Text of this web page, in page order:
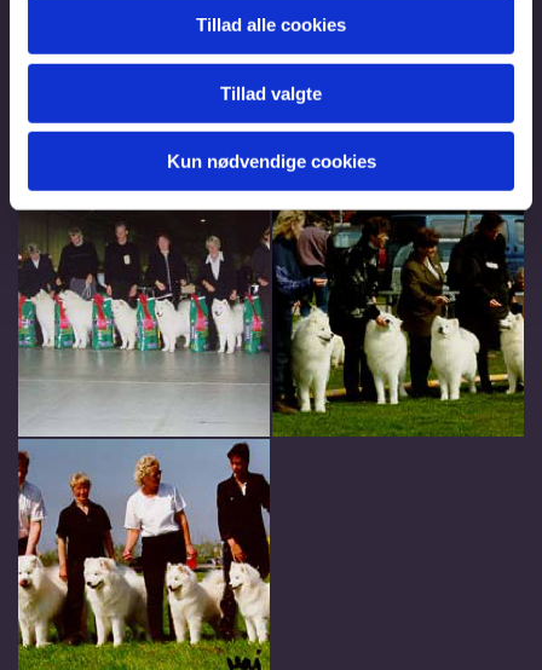
Tillad alle cookies
Tillad valgte
Kun nødvendige cookies